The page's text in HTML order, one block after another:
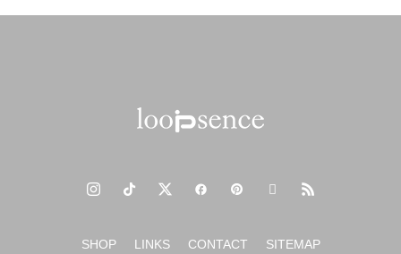
SHOP LINKS CONTACT SITEMAP